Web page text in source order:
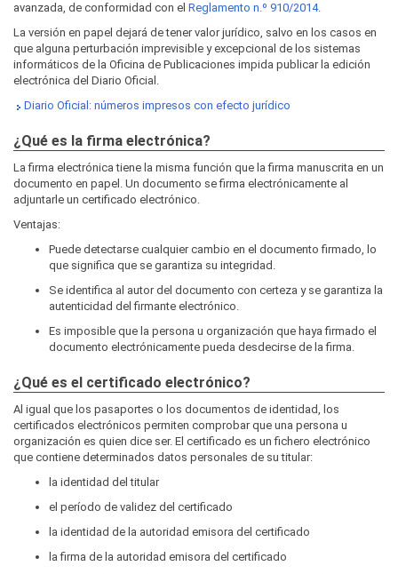
avanzada, de conformidad con el Reglamento n.º 910/2014.
La versión en papel dejará de tener valor jurídico, salvo en los casos en
que alguna perturbación imprevisible y excepcional de los sistemas
informáticos de la Oficina de Publicaciones impida publicar la edición
electrónica del Diario Oficial.
Diario Oficial: números impresos con efecto jurídico
¿Qué es la firma electrónica?
La firma electrónica tiene la misma función que la firma manuscrita en un
documento en papel. Un documento se firma electrónicamente al
adjuntarle un certificado electrónico.
Ventajas:
Puede detectarse cualquier cambio en el documento firmado, lo
que significa que se garantiza su integridad.
Se identifica al autor del documento con certeza y se garantiza la
autenticidad del firmante electrónico.
Es imposible que la persona u organización que haya firmado el
documento electrónicamente pueda desdecirse de la firma.
¿Qué es el certificado electrónico?
Al igual que los pasaportes o los documentos de identidad, los
certificados electrónicos permiten comprobar que una persona u
organización es quien dice ser. El certificado es un fichero electrónico
que contiene determinados datos personales de su titular:
la identidad del titular
el período de validez del certificado
la identidad de la autoridad emisora del certificado
la firma de la autoridad emisora del certificado